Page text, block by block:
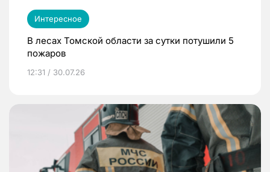
Интересное
В лесах Томской области за сутки потушили 5
пожаров
12:31 / 30.07.26